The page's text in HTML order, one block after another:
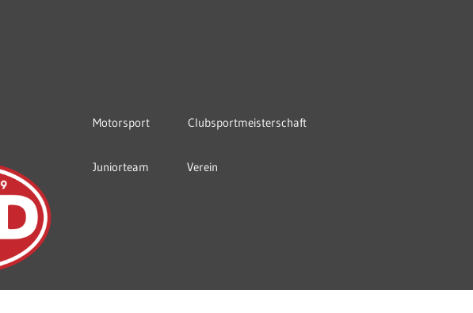
Motorsport Clubsportmeisterschaft
Juniorteam Verein